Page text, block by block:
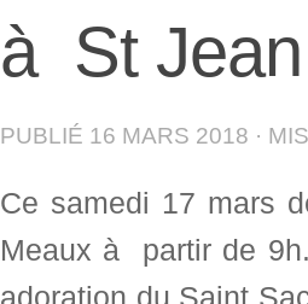
à St
PUBLIÉ 16 MARS 2018 ·
Ce samedi 17 mars
Meaux à partir de
adoration du Saint